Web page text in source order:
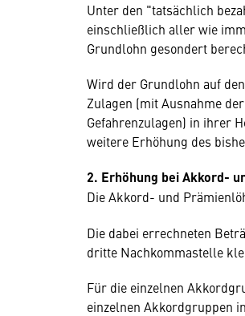
Unter den "tatsächlich
einschließlich aller wie
Grundlohn gesondert
Wird der Grundlohn auf
Zulagen (mit Ausnahme
Gefahrenzulagen) in ihrer
weitere Erhöhung des
2. Erhöhung bei Akkord-
Die Akkord- und
Die dabei errechneten
dritte Nachkommastelle
Für die einzelnen
einzelnen Akkordgruppen